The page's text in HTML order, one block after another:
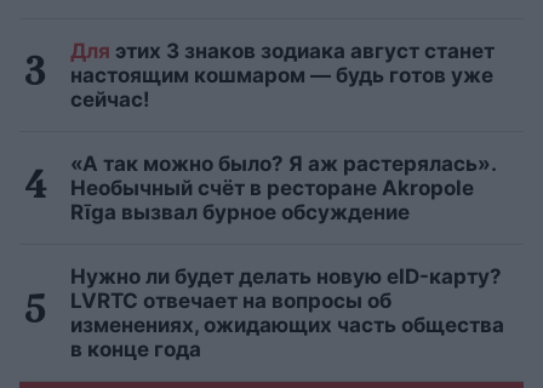
Для этих 3 знаков зодиака август станет
настоящим кошмаром — будь готов уже
сейчас!
«А так можно было? Я аж растерялась».
Необычный счёт в ресторане Akropole
Rīga вызвал бурное обсуждение
Нужно ли будет делать новую eID-карту?
LVRTC отвечает на вопросы об
изменениях, ожидающих часть общества
в конце года